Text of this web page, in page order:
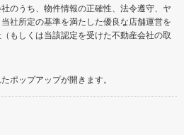
のうち、物件情報の正確性、法令遵守、ヤ
社所定の基準を満たした優良な店舗運営を
もしくは当該認定を受けた不動産会社の取
ポップアップが開きます。